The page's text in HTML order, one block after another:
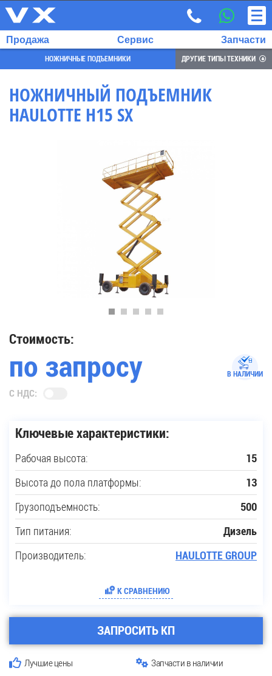
ВЫБРАННЫЙ
Купить новую технику
Сферы применения
Запчасти
Услуги
О компании
Контакты
Продажа Сервис Запчасти
НОЖНИЧНЫЕ ПОДЪЕМНИКИ ДРУГИЕ ТИПЫ ТЕХНИКИ
НОЖНИЧНЫЙ ПОДЪЕМНИК
HAULOTTE H15 SX
Ключевые характеристики:
Рабочая высота: 15
Высота до пола платформы: 13
Грузоподъемность: 500
Тип питания: Дизель
Производитель: HAULOTTE GROUP
К СРАВНЕНИЮ
ЗАПРОСИТЬ КП
Лучшие цены Запчасти в наличии
Стоимость:
по запросу В НАЛИЧИИ
С НДС: